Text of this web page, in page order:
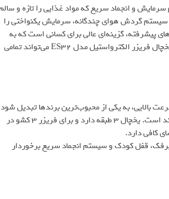
و انجماد سریع که مواد غذایی را تازه و
سیستم گردش هوای چندگانه، سرمایش یکنواختی را
پیشرفته، گزینه‌ای عالی برای کسانی است که به
دنبال محصولی با دوام، کاربردی و مقرون‌به‌صرفه هستند. اگر به دنبال محصولی با این ویژگی‌ها هستید، یخچال فریزر الکترواستیل مدل ES۳۲ می‌تواند تمامی
بالایی، به یکی از محبوب‌ترین برندها تبدیل
یخچال فریزر دیپوینت 30 فوت مدل BOSS W یکی از پرفروش‌ترین یخچال فریزرهای بالا پایینی این برند است. یخچال 3 طبقه دارد و برای فریزر 3 کشو در
قفل کودک و سیستم انجماد سریع برخوردار